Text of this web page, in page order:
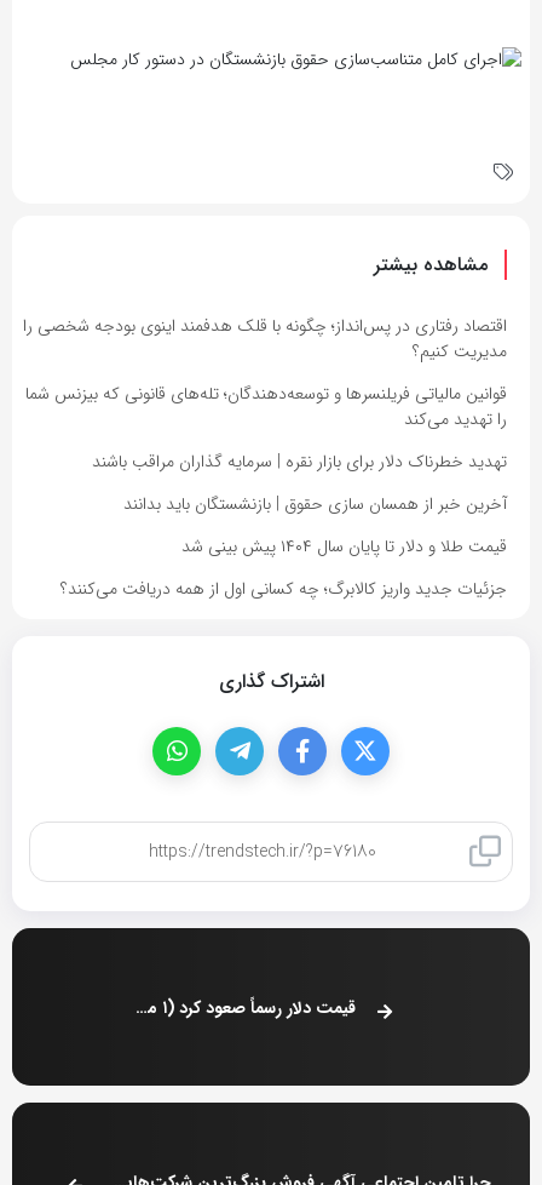
مشاهده بیشتر
اقتصاد رفتاری در پس‌انداز؛ چگونه با قلک هدفمند اینوی بودجه شخصی را
مدیریت کنیم؟
قوانین مالیاتی فریلنسرها و توسعه‌دهندگان؛ تله‌های قانونی که بیزنس شما
را تهدید می‌کند
تهدید خطرناک دلار برای بازار نقره | سرمایه گذاران مراقب باشند
آخرین خبر از همسان سازی حقوق | بازنشستگان باید بدانند
قیمت طلا و دلار تا پایان سال ۱۴۰۴ پیش بینی شد
جزئیات جدید واریز کالابرگ؛ چه کسانی اول از همه دریافت می‌کنند؟
اشتراک گذاری
قیمت دلار رسماً صعود کرد (۱ مرداد ۱۴۰۴)